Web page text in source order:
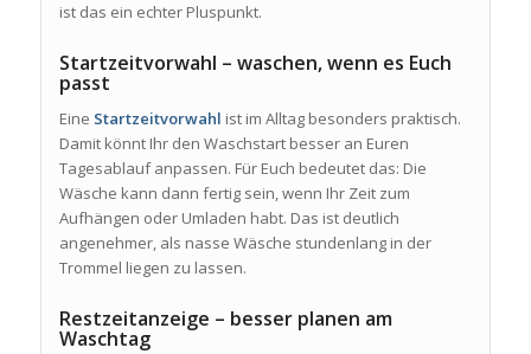
ist das ein echter Pluspunkt.
Startzeitvorwahl – waschen, wenn es Euch
passt
Eine Startzeitvorwahl ist im Alltag besonders praktisch.
Damit könnt Ihr den Waschstart besser an Euren
Tagesablauf anpassen. Für Euch bedeutet das: Die
Wäsche kann dann fertig sein, wenn Ihr Zeit zum
Aufhängen oder Umladen habt. Das ist deutlich
angenehmer, als nasse Wäsche stundenlang in der
Trommel liegen zu lassen.
Restzeitanzeige – besser planen am
Waschtag